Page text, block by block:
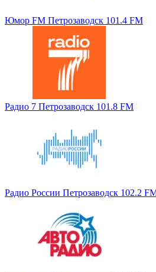
Юмор FM Петрозаводск 101.4 FM
Радио 7 Петрозаводск 101.8 FM
Радио России Петрозаводск 102.2